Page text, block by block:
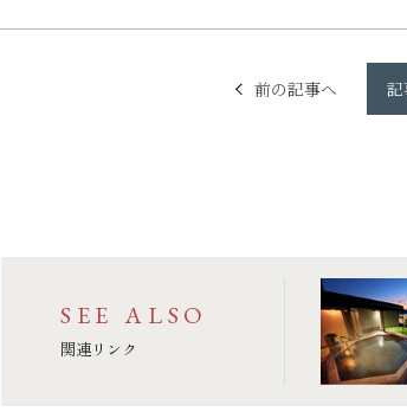
前の記事へ
記
関連リンク
SEE ALSO